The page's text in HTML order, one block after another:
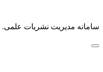
سامانه مدیریت نشریات علمی.